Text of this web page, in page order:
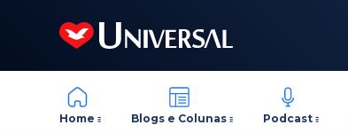
Home Blogs e Colunas Podcast